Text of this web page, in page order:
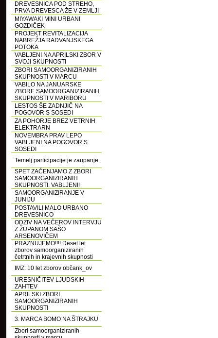
DREVESNICA POD STREHO,
PRVA DREVESCA ŽE V ZEMLJI
MIYAWAKI MINI URBANI
GOZDIČEK
PROJEKT REVITALIZACIJA
NABREŽJA RADVANJSKEGA
POTOKA
VABLJENI NA APRILSKI ZBOR V
SVOJI SKUPNOSTI
ZBORI SAMOORGANIZIRANIH
SKUPNOSTI V MARCU
VABILO NA JANUARSKE
ZBORE SAMOORGANIZIRANIH
SKUPNOSTI V MARIBORU
LESTOS ŠE ZADNJIČ NA
POGOVOR S SOSEDI
ZA POHORJE BREZ VETRNIH
ELEKTRARN
NOVEMBRA PRAV LEPO
VABLJENI NA POGOVOR S
SOSEDI
Temelj participacije je zaupanje
SPET ZAČENJAMO Z ZBORI
SAMOORGANIZIRANIH
SKUPNOSTI. VABLJENI!
SAMOORGANIZIRANJE V
JUNIJU
POSTAVILI MALO URBANO
DREVESNICO
ODZIV NA VEČEROV INTERVJU
Z ŽUPANOM SAŠO
ARSENOVIČEM
PRAZNUJEMO!!!! Deset let
zborov samoorganiziranih
četrtnih in krajevnih skupnosti
IMZ: 10 let zborov občank_ov
URESNIČITEV LJUDSKIH
ZAHTEV
APRILSKI ZBORI
SAMOORGANIZIRANIH
SKUPNOSTI
3. MARCA BOMO NA ŠTRAJKU
Zbori samoorganiziranih